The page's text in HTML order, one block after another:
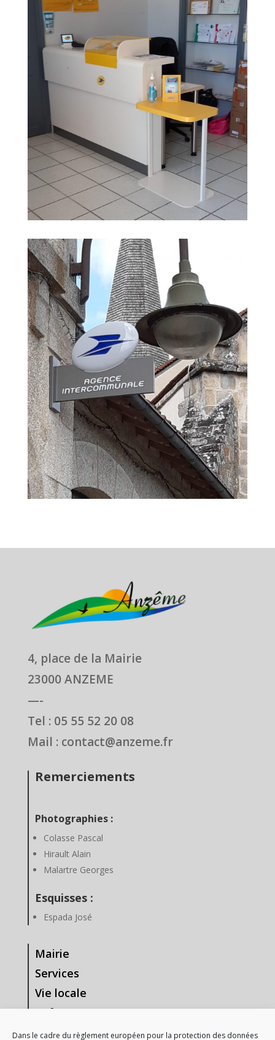
Dans le cadre du règlement européen pour la protection des données
4, place de la Mairie
23000 ANZEME
—-
Tel : 05 55 52 20 08
Mail : contact@anzeme.fr
Remerciements
Photographies :
Colasse Pascal
Hirault Alain
Malartre Georges
Esquisses :
Espada José
Mairie
Services
Vie locale
Enfance & Jeunesse
Tourisme & Loisirs